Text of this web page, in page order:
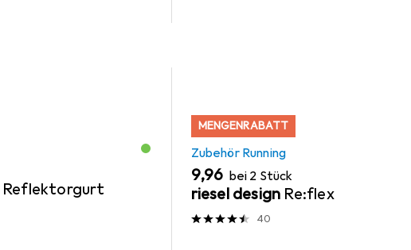
Reflektorgurt
MENGENRABATT
Zubehör Running
EUR
9,96 bei 2 Stück
riesel design Re:flex
40